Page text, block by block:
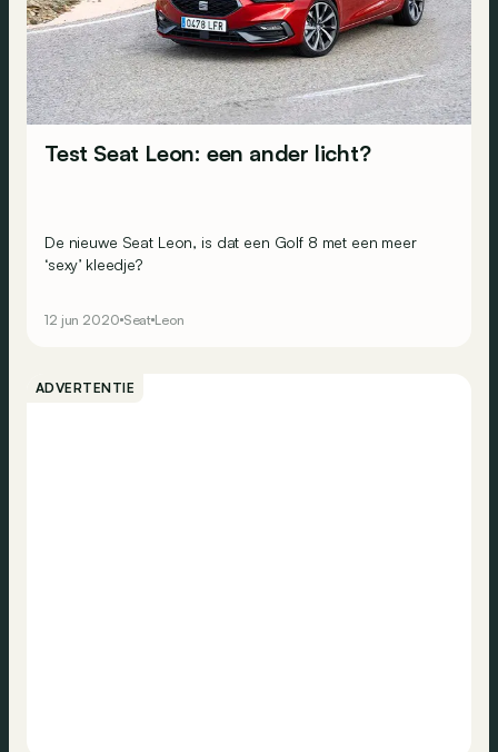
Test Seat Leon: een ander licht?
De nieuwe Seat Leon, is dat een Golf 8 met een meer
‘sexy’ kleedje?
12 jun 2020 Seat Leon
ADVERTENTIE